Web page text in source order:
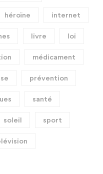
héroïne internet
livre loi
médicament
prévention
santé
soleil sport